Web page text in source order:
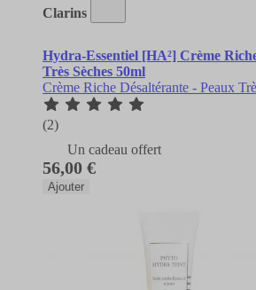
Clarins
Hydra-Essentiel [HA²] Crème
Très Sèches 50ml
Crème Riche Désaltérante - Peaux
(2)
Un cadeau offert
56,00 €
Ajouter